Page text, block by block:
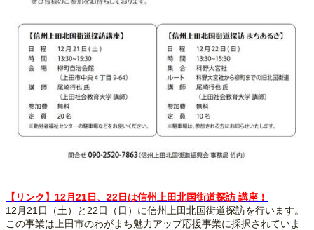
【リンク】12月21日、22日は信州上田北国街道探訪 講座！
12月21日（土）と22日（日）に信州上田北国街道探訪を行います。
この事業は上田市のわがまち魅力アップ応援事業に採択されていま